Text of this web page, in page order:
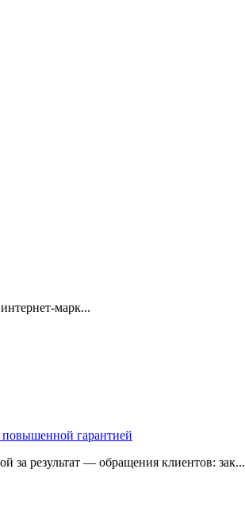
марк...
повышенной гарантией
за результат — обращения клиентов: зак...